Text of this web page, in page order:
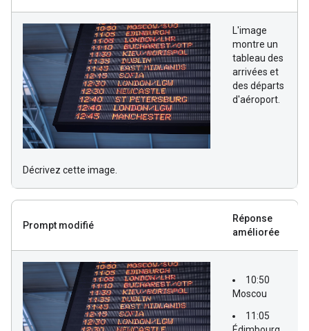
Décrivez cette image.
L'image
montre un
tableau des
arrivées et
des départs
d'aéroport.
Prompt modifié
Réponse
améliorée
10:50
Moscou
11:05